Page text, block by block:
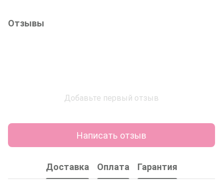
Отзывы
Добавьте первый отзыв
Написать отзыв
Доставка Оплата Гарантия